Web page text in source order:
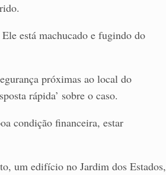
está machucado e fugindo do
próximas ao local do
rápida’ sobre o caso.
condição financeira, estar
um edifício no Jardim dos Estados,